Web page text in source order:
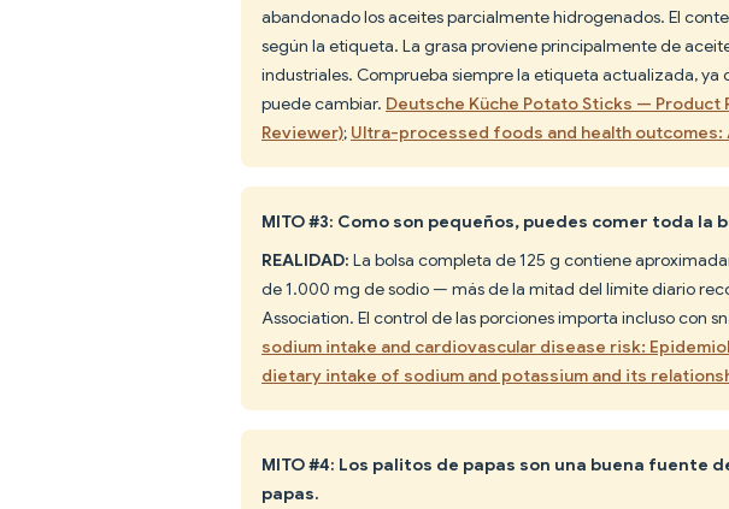
abandonado los aceites parcialmente hidrogenados. El
según la etiqueta. La grasa proviene principalmente de
industriales. Comprueba siempre la etiqueta actualizada,
puede cambiar. Deutsche Küche Potato Sticks — Product
Reviewer); Ultra-processed foods and health outcomes:
MITO #3: Como son pequeños, puedes comer toda la
REALIDAD: La bolsa completa de 125 g contiene
de 1.000 mg de sodio — más de la mitad del límite diario
Association. El control de las porciones importa incluso con
sodium intake and cardiovascular disease risk:
dietary intake of sodium and potassium and its
MITO #4: Los palitos de papas son una buena fuente
papas.